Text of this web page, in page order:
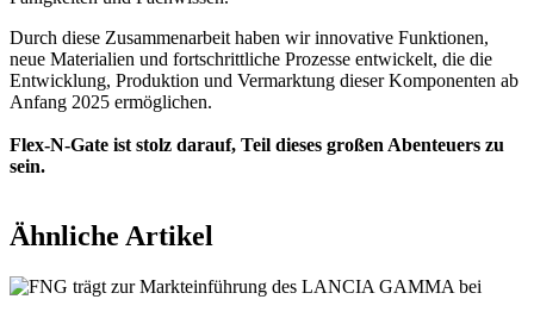
Durch diese Zusammenarbeit haben wir innovative Funktionen,
neue Materialien und fortschrittliche Prozesse entwickelt, die die
Entwicklung, Produktion und Vermarktung dieser Komponenten ab
Anfang 2025 ermöglichen.
Flex-N-Gate ist stolz darauf, Teil dieses großen Abenteuers zu
sein.
Ähnliche Artikel